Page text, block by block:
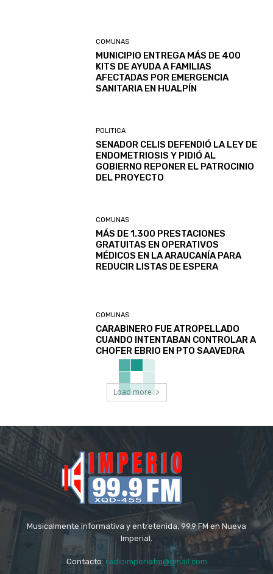
COMUNAS
MUNICIPIO ENTREGA MÁS DE 400
KITS DE AYUDA A FAMILIAS
AFECTADAS POR EMERGENCIA
SANITARIA EN HUALPÍN
POLITICA
SENADOR CELIS DEFENDIÓ LA LEY DE
ENDOMETRIOSIS Y PIDIÓ AL
GOBIERNO REPONER EL PATROCINIO
DEL PROYECTO
COMUNAS
MÁS DE 1.300 PRESTACIONES
GRATUITAS EN OPERATIVOS
MÉDICOS EN LA ARAUCANÍA PARA
REDUCIR LISTAS DE ESPERA
COMUNAS
CARABINERO FUE ATROPELLADO
CUANDO INTENTABAN CONTROLAR A
CHOFER EBRIO EN PTO SAAVEDRA
Load more
Musicalmente informativa y entretenida, 99.9 FM en Nueva
Imperial.
Contacto:radioimperiofm@gmail.com